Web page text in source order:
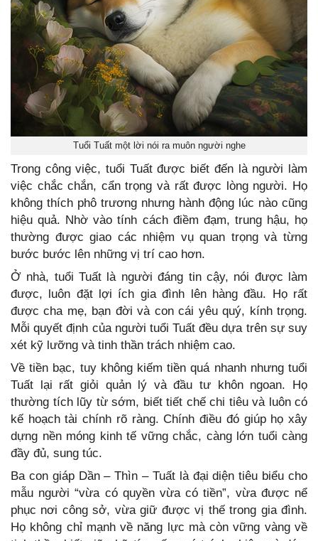
Tuổi Tuất một lời nói ra muôn người nghe
Trong công việc, tuổi Tuất được biết đến là người làm
việc chắc chắn, cẩn trọng và rất được lòng người. Họ
không thích phô trương nhưng hành động lúc nào cũng
hiệu quả. Nhờ vào tính cách điềm đạm, trung hậu, họ
thường được giao các nhiệm vụ quan trọng và từng
bước bước lên những vị trí cao hơn.
Ở nhà, tuổi Tuất là người đáng tin cậy, nói được làm
được, luôn đặt lợi ích gia đình lên hàng đầu. Họ rất
được cha mẹ, bạn đời và con cái yêu quý, kính trọng.
Mỗi quyết định của người tuổi Tuất đều dựa trên sự suy
xét kỹ lưỡng và tinh thần trách nhiệm cao.
Về tiền bạc, tuy không kiếm tiền quá nhanh nhưng tuổi
Tuất lại rất giỏi quản lý và đầu tư khôn ngoan. Họ
thường tích lũy từ sớm, biết tiết chế chi tiêu và luôn có
kế hoạch tài chính rõ ràng. Chính điều đó giúp họ xây
dựng nền móng kinh tế vững chắc, càng lớn tuổi càng
đầy đủ, sung túc.
Ba con giáp Dần – Thìn – Tuất là đại diện tiêu biểu cho
mẫu người “vừa có quyền vừa có tiền”, vừa được nể
phục nơi công sở, vừa giữ được vị thế trong gia đình.
Họ không chỉ mạnh về năng lực mà còn vững vàng về